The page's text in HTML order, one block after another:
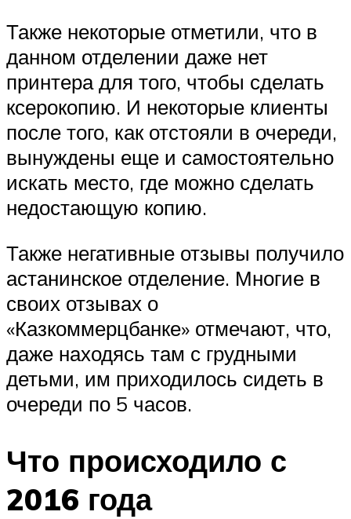
Также некоторые отметили, что в
данном отделении даже нет
принтера для того, чтобы сделать
ксерокопию. И некоторые клиенты
после того, как отстояли в очереди,
вынуждены еще и самостоятельно
искать место, где можно сделать
недостающую копию.
Также негативные отзывы получило
астанинское отделение. Многие в
своих отзывах о
«Казкоммерцбанке» отмечают, что,
даже находясь там с грудными
детьми, им приходилось сидеть в
очереди по 5 часов.
Что происходило с
2016 года